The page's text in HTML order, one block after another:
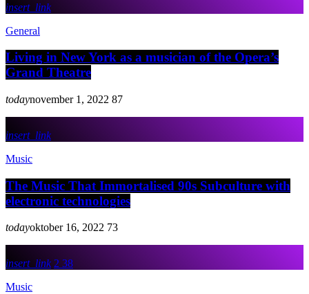
insert_link
General
Living in New York as a musician of the Opera’s
Grand Theatre
todaynovember 1, 2022 87
insert_link
Music
The Music That Immortalised 90s Subculture with
electronic technologies
todayoktober 16, 2022 73
insert_link 2 38
Music